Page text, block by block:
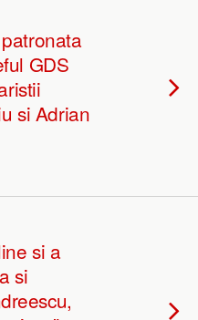
GDS
si Adrian
si a
si